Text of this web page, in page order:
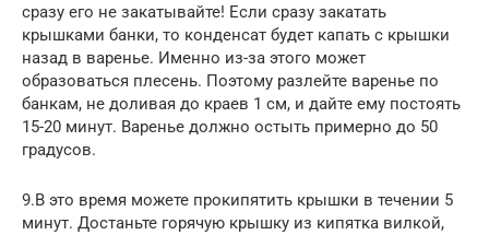
сразу его не закатывайте! Если сразу закатать
крышками банки, то конденсат будет капать с крышки
назад в варенье. Именно из-за этого может
образоваться плесень. Поэтому разлейте варенье по
банкам, не доливая до краев 1 см, и дайте ему постоять
15-20 минут. Варенье должно остыть примерно до 50
градусов.
9.В это время можете прокипятить крышки в течении 5
минут. Достаньте горячую крышку из кипятка вилкой,